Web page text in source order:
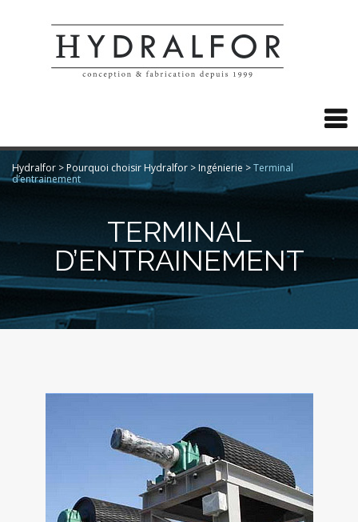

Hydralfor >Pourquoi choisir Hydralfor >Ingénierie >Terminal
d’entrainement
TERMINAL
D’ENTRAINEMENT